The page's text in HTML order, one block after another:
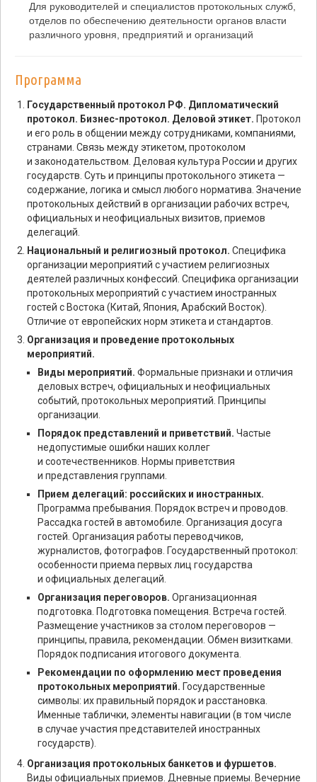
Для руководителей и специалистов протокольных служб,
отделов по обеспечению деятельности органов власти
различного уровня, предприятий и организаций
Программа
Государственный протокол РФ. Дипломатический
протокол. Бизнес-протокол. Деловой этикет. Протокол
и его роль в общении между сотрудниками, компаниями,
странами. Связь между этикетом, протоколом
и законодательством. Деловая культура России и других
государств. Суть и принципы протокольного этикета —
содержание, логика и смысл любого норматива. Значение
протокольных действий в организации рабочих встреч,
официальных и неофициальных визитов, приемов
делегаций.
Национальный и религиозный протокол. Специфика
организации мероприятий с участием религиозных
деятелей различных конфессий. Специфика организации
протокольных мероприятий с участием иностранных
гостей с Востока (Китай, Япония, Арабский Восток).
Отличие от европейских норм этикета и стандартов.
Организация и проведение протокольных
мероприятий.
Виды мероприятий. Формальные признаки и отличия
деловых встреч, официальных и неофициальных
событий, протокольных мероприятий. Принципы
организации.
Порядок представлений и приветствий. Частые
недопустимые ошибки наших коллег
и соотечественников. Нормы приветствия
и представления группами.
Прием делегаций: российских и иностранных.
Программа пребывания. Порядок встреч и проводов.
Рассадка гостей в автомобиле. Организация досуга
гостей. Организация работы переводчиков,
журналистов, фотографов. Государственный протокол:
особенности приема первых лиц государства
и официальных делегаций.
Организация переговоров. Организационная
подготовка. Подготовка помещения. Встреча гостей.
Размещение участников за столом переговоров —
принципы, правила, рекомендации. Обмен визитками.
Порядок подписания итогового документа.
Рекомендации по оформлению мест проведения
протокольных мероприятий. Государственные
символы: их правильный порядок и расстановка.
Именные таблички, элементы навигации (в том числе
в случае участия представителей иностранных
государств).
Организация протокольных банкетов и фуршетов.
Виды официальных приемов. Дневные приемы. Вечерние